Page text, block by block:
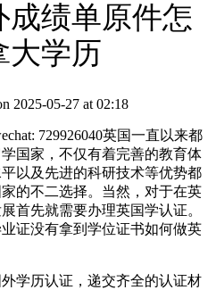
成绩单原件怎
大学历
2025-05-27 at 02:18
729926040英国一直以来都
国家，不仅有着完善的教育体
以及先进的科研技术等优势都
的不二选择。当然，对于在英
首先就需要办理英国学认证。
证没有拿到学位证书如何做英
学历认证，递交齐全的认证材